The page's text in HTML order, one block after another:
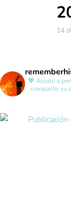
14
💖 Ayudo a
compartir su